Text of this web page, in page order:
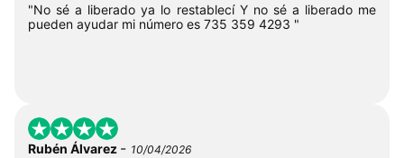
"No sé a liberado ya lo restablecí Y no sé a liberado me
pueden ayudar mi número es 735 359 4293 "
Rubén Álvarez - 10/04/2026